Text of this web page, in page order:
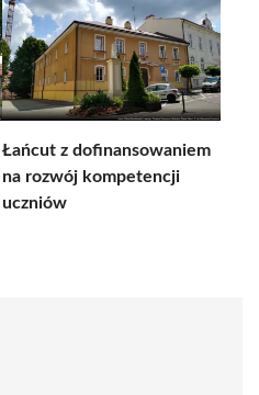
Łańcut z dofinansowaniem
na rozwój kompetencji
uczniów